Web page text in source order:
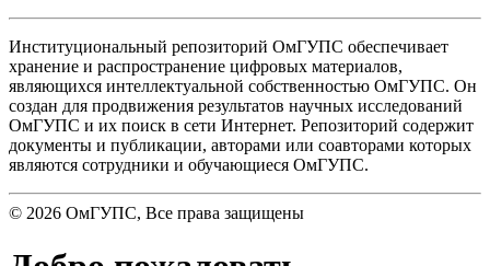
Институциональный репозиторий ОмГУПС обеспечивает
хранение и распространение цифровых материалов,
являющихся интеллектуальной собственностью ОмГУПС. Он
создан для продвижения результатов научных исследований
ОмГУПС и их поиск в сети Интернет. Репозиторий содержит
документы и публикации, авторами или соавторами которых
являются сотрудники и обучающиеся ОмГУПС.
© 2026 ОмГУПС, Все права защищены